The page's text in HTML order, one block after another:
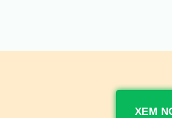
XEM